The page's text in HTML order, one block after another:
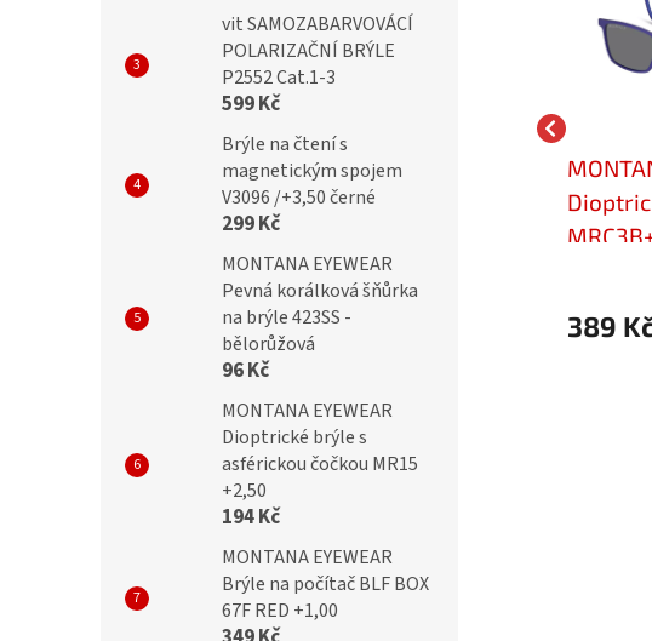
vit SAMOZABARVOVÁCÍ
POLARIZAČNÍ BRÝLE
P2552 Cat.1-3
599 Kč
Brýle na čtení s
magnetickým spojem
V3096 /+3,50 černé
299 Kč
MONTANA EYEWEAR
Pevná korálková šňůrka
na brýle 423SS -
bělorůžová
96 Kč
MONTANA EYEWEAR
Dioptrické brýle s
asférickou čočkou MR15
+2,50
194 Kč
MONTANA EYEWEAR
Brýle na počítač BLF BOX
67F RED +1,00
EYEWEAR
brýle MRC1B
MONTANA EYEWEAR
Dioptrické brýle MRC2B
+2,50 flex + polarizační klip
MRC-2B Cat.3
389 Kč 389